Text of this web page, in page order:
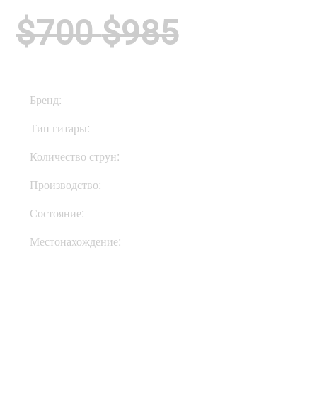
$700$985
Бренд:
Тип гитары:
Количество струн:
Производство:
Состояние:
Местонахождение: